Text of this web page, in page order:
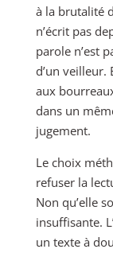
à la brutalité
n’écrit pas
parole n’est
d’un veilleur.
aux
dans un
jugement.
Le choix
refuser la
Non qu’elle
insuffisante.
un texte à